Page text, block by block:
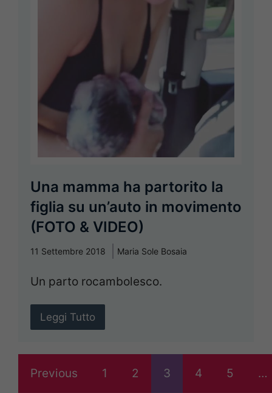
Una mamma ha partorito la
figlia su un’auto in movimento
(FOTO & VIDEO)
11 Settembre 2018 Maria Sole Bosaia
Un parto rocambolesco.
Leggi Tutto
Previous 1 2 3 4 5 …